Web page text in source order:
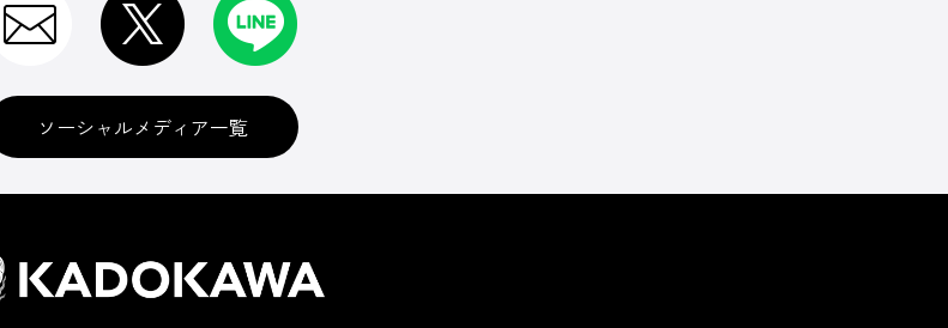
ソーシャルメディア一覧